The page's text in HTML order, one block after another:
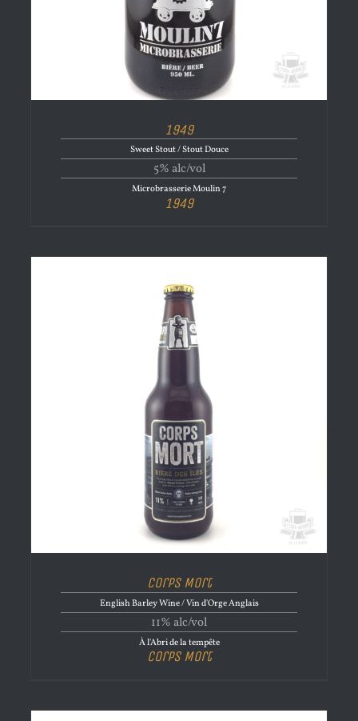
1949
Sweet Stout / Stout Douce
5% alc/vol
Microbrasserie Moulin 7
1949
Corps Mort
English Barley Wine / Vin d'Orge Anglais
11% alc/vol
À l'Abri de la tempête
Corps Mort